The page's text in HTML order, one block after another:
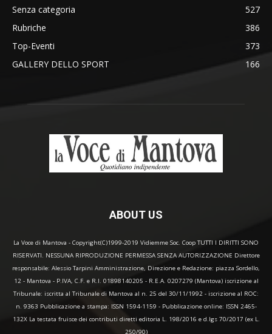
Senza categoria
527
Rubriche
386
Top-Eventi
373
GALLERY DELLO SPORT
166
ABOUT US
La Voce di Mantova - Copyright(C)1999-2019 Vidiemme Soc. Coop TUTTI I DIRITTI SONO
RISERVATI. NESSUNA RIPRODUZIONE PERMESSA SENZA AUTORIZZAZIONE Direttore
responsabile: Alessio Tarpini Amministrazione, Direzione e Redazione: piazza Sordello,
12 - Mantova - P.IVA, C.F. e R.I. 01898140205 - R.E.A. 0207279 (Mantova) iscrizione al
Tribunale: iscritta al Tribunale di Mantova al n. 25 del 30/11/1992 - iscrizione al ROC:
n. 9363 Pubblicazione a stampa: ISSN 1594-1159 - Pubblicazione online: ISSN 2465-
132X La testata fruisce dei contributi diretti editoria L. 198/2016 e d.lgs 70/2017 (ex L.
250/90)